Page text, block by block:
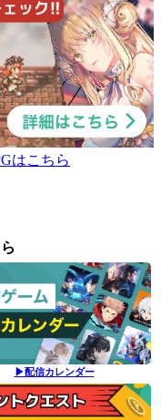
はこちら
▶配信カレンダー